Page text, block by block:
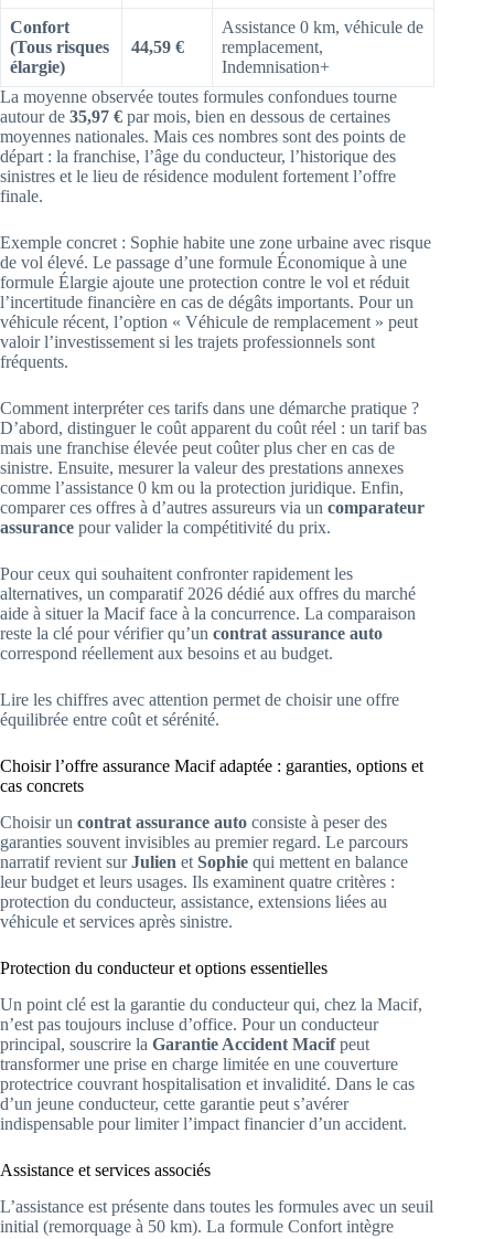
Confort
(Tous risques
élargie)
44,59 €
Assistance 0 km, véhicule de
remplacement,
Indemnisation+
La moyenne observée toutes formules confondues tourne
autour de 35,97 € par mois, bien en dessous de certaines
moyennes nationales. Mais ces nombres sont des points de
départ : la franchise, l’âge du conducteur, l’historique des
sinistres et le lieu de résidence modulent fortement l’offre
finale.
Exemple concret : Sophie habite une zone urbaine avec risque
de vol élevé. Le passage d’une formule Économique à une
formule Élargie ajoute une protection contre le vol et réduit
l’incertitude financière en cas de dégâts importants. Pour un
véhicule récent, l’option « Véhicule de remplacement » peut
valoir l’investissement si les trajets professionnels sont
fréquents.
Comment interpréter ces tarifs dans une démarche pratique ?
D’abord, distinguer le coût apparent du coût réel : un tarif bas
mais une franchise élevée peut coûter plus cher en cas de
sinistre. Ensuite, mesurer la valeur des prestations annexes
comme l’assistance 0 km ou la protection juridique. Enfin,
comparer ces offres à d’autres assureurs via un comparateur
assurance pour valider la compétitivité du prix.
Pour ceux qui souhaitent confronter rapidement les
alternatives, un comparatif 2026 dédié aux offres du marché
aide à situer la Macif face à la concurrence. La comparaison
reste la clé pour vérifier qu’un contrat assurance auto
correspond réellement aux besoins et au budget.
Lire les chiffres avec attention permet de choisir une offre
équilibrée entre coût et sérénité.
Choisir l’offre assurance Macif adaptée : garanties, options et
cas concrets
Choisir un contrat assurance auto consiste à peser des
garanties souvent invisibles au premier regard. Le parcours
narratif revient surJulien et Sophie qui mettent en balance
leur budget et leurs usages. Ils examinent quatre critères :
protection du conducteur, assistance, extensions liées au
véhicule et services après sinistre.
Protection du conducteur et options essentielles
Un point clé est la garantie du conducteur qui, chez la Macif,
n’est pas toujours incluse d’office. Pour un conducteur
principal, souscrire la Garantie Accident Macifpeut
transformer une prise en charge limitée en une couverture
protectrice couvrant hospitalisation et invalidité. Dans le cas
d’un jeune conducteur, cette garantie peut s’avérer
indispensable pour limiter l’impact financier d’un accident.
Assistance et services associés
L’assistance est présente dans toutes les formules avec un seuil
initial (remorquage à 50 km). La formule Confort intègre